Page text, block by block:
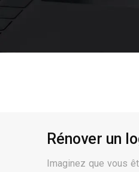
Rénover un
Imaginez que vous